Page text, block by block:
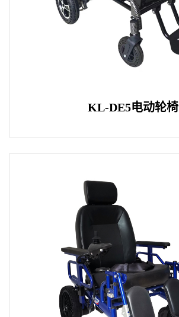
KL-DE5电动轮椅